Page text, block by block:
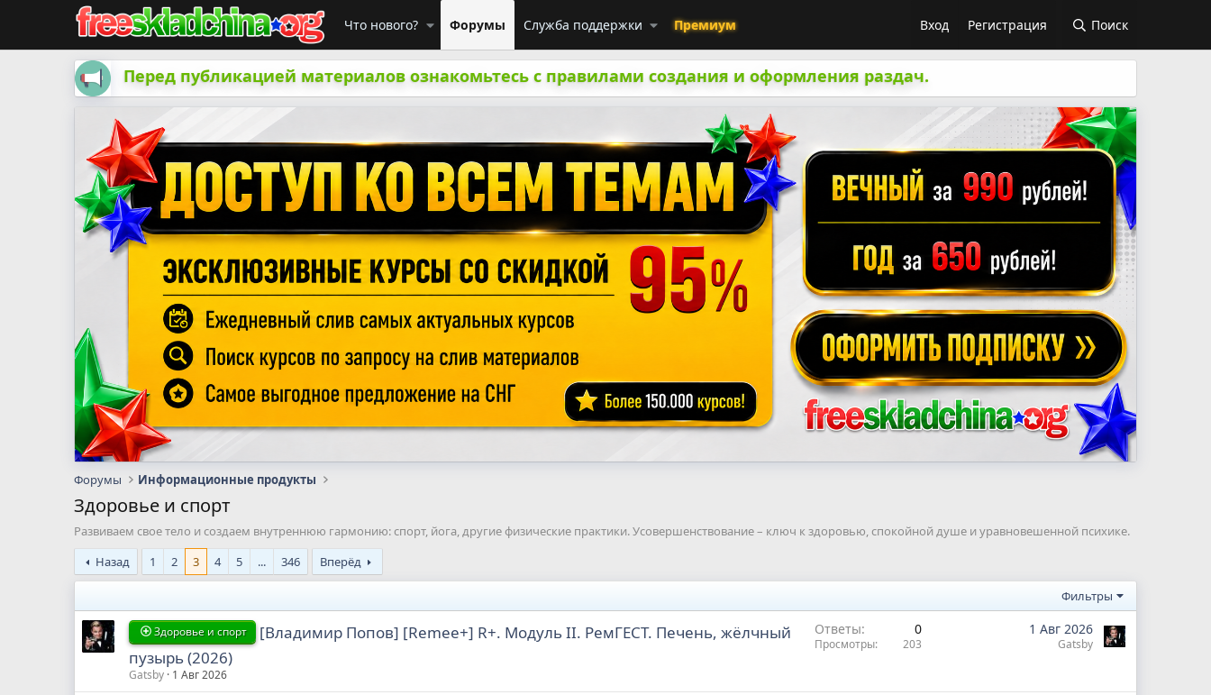
Что нового? Форумы Служба поддержки Премиум Вход Регистрация Поиск
Перед публикацией материалов ознакомьтесь с правилами создания и оформления раздач.
Форумы Информационные продукты
Здоровье и спорт
Развиваем свое тело и создаем внутреннюю гармонию: спорт, йога, другие физические практики. Усовершенствование – ключ к здоровью, спокойной душе и уравновешенной психике.
Назад
1 2 3 4 5 ... 346 Вперёд
Фильтры
Здоровье и спорт
[Владимир Попов] [Remee+] R+. Модуль II. РемГЕСТ. Печень, жёлчный
пузырь (2026)
Gatsby 1 Авг 2026
Ответы 0
Просмотры 203
1 Авг 2026
Gatsby